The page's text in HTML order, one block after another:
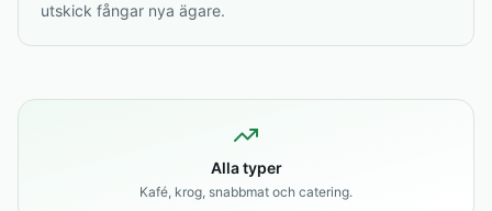
utskick fångar nya ägare.
Alla typer
Kafé, krog, snabbmat och catering.